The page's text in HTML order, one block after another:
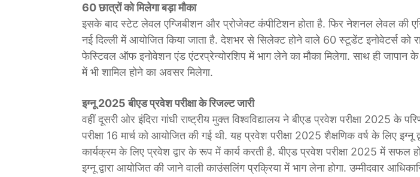
60 छात्रों को मिलेगा बड़ा मौका
इसके बाद स्टेट लेवल एग्जिबीशन और प्रोजेक्ट कंपीटिशन होता है. फिर नेशनल लेवल की
नई दिल्ली में आयोजित किया जाता है. देशभर से सिलेक्ट होने वाले 60 स्टूडेंट इनोवेटर्स को
फेस्टिवल ऑफ इनोवेशन एंड एंटरप्रेन्योरशिप में भाग लेने का मौका मिलेगा. साथ ही जापान
में भी शामिल होने का अवसर मिलेगा.
इग्नू 2025 बीएड प्रवेश परीक्षा के रिजल्ट जारी
वहीं दूसरी ओर इंदिरा गांधी राष्ट्रीय मुक्त विश्वविद्यालय ने बीएड प्रवेश परीक्षा 2025 के
परीक्षा 16 मार्च को आयोजित की गई थी. यह प्रवेश परीक्षा 2025 शैक्षणिक वर्ष के लिए इग्नू
कार्यक्रम के लिए प्रवेश द्वार के रूप में कार्य करती है. बीएड प्रवेश परीक्षा 2025 में सफल
इग्नू द्वारा आयोजित की जाने वाली काउंसलिंग प्रक्रिया में भाग लेना होगा. उम्मीदवार